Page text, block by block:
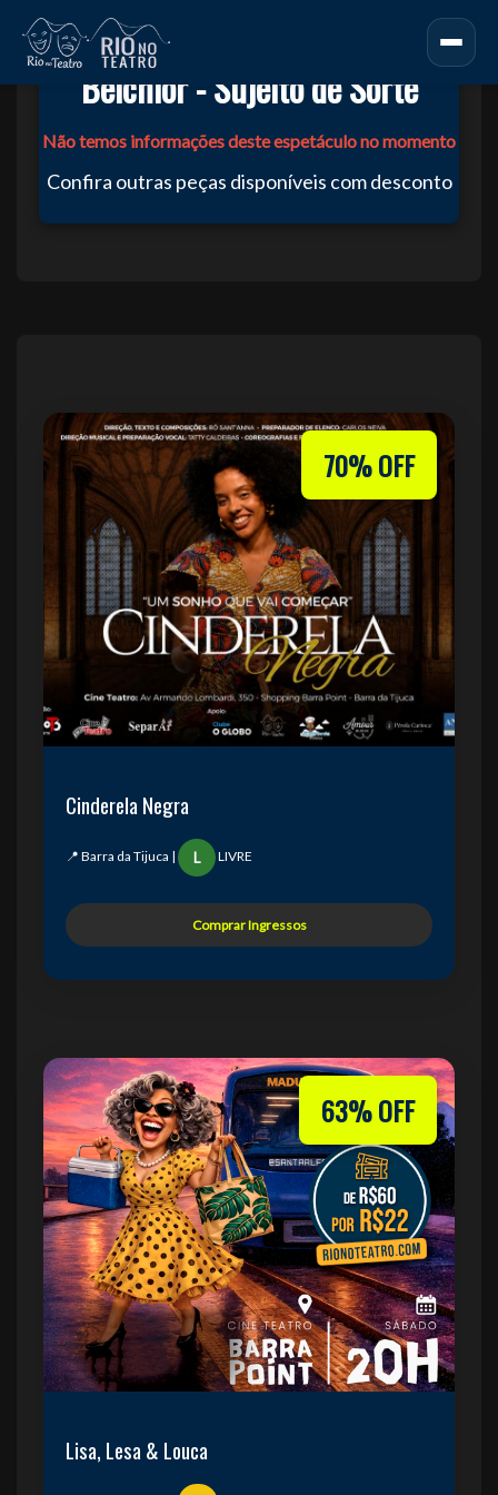
Belchior - Sujeito de Sorte
Não temos informações deste espetáculo no momento
Confira outras peças disponíveis com desconto
70% OFF
Cinderela Negra
📍 Barra da Tijuca | L LIVRE
Comprar Ingressos
63% OFF
Lisa, Lesa & Louca